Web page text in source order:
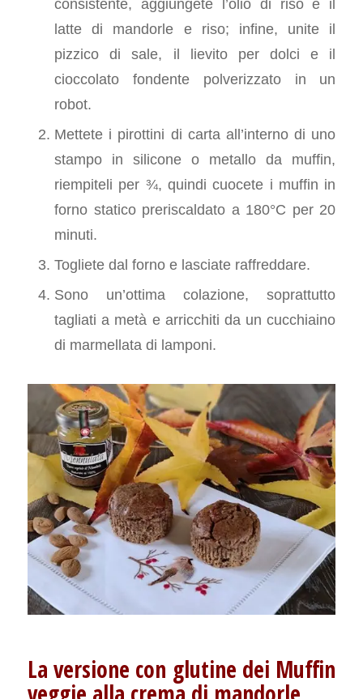
consistente, aggiungete l’olio di riso e il
latte di mandorle e riso; infine, unite il
pizzico di sale, il lievito per dolci e il
cioccolato fondente polverizzato in un
robot.
Mettete i pirottini di carta all’interno di uno
stampo in silicone o metallo da muffin,
riempiteli per ¾, quindi cuocete i muffin in
forno statico preriscaldato a 180°C per 20
minuti.
Togliete dal forno e lasciate raffreddare.
Sono un’ottima colazione, soprattutto
tagliati a metà e arricchiti da un cucchiaino
di marmellata di lamponi.
La versione con glutine dei Muffin